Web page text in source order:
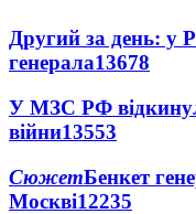
Другий за день: у
генерала13678
У МЗС РФ
війни13553
СюжетБенкет
Москві12235